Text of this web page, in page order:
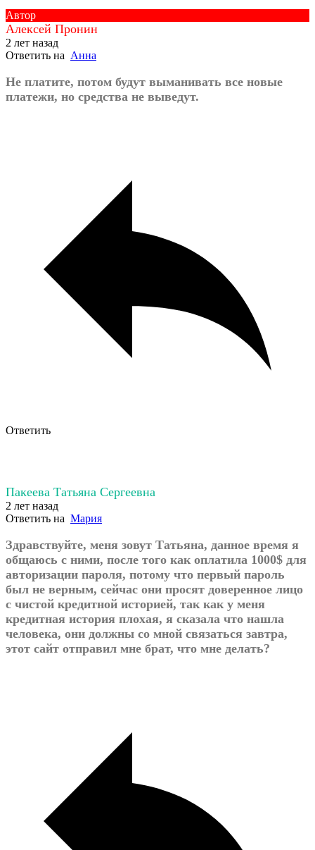
Автор
Алексей Пронин
2 лет назад
Ответить на Анна
Не платите, потом будут выманивать все новые
платежи, но средства не выведут.
Ответить
Пакеева Татьяна Сергеевна
2 лет назад
Ответить на Мария
Здравствуйте, меня зовут Татьяна, данное время я
общаюсь с ними, после того как оплатила 1000$ для
авторизации пароля, потому что первый пароль
был не верным, сейчас они просят доверенное лицо
с чистой кредитной историей, так как у меня
кредитная история плохая, я сказала что нашла
человека, они должны со мной связаться завтра,
этот сайт отправил мне брат, что мне делать?